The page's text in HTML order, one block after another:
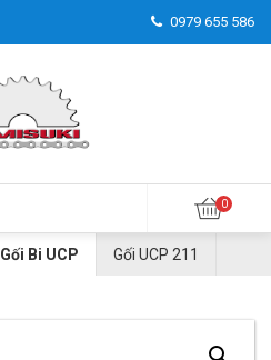
0979 655 586
Gối Bi UCP Gối UCP 211